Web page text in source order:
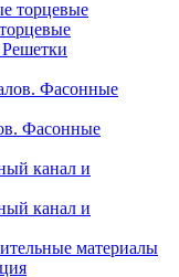
Решетки
Фасонные
канал и
канал и
материалы